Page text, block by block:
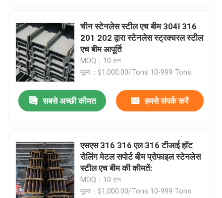
चीन स्टेनलेस स्टील एच बीम 304l 316
201 202 द्वारा स्टेनलेस स्ट्रक्चरल स्टील
एच बीम आपूर्ति
MOQ：10 टन
मूल्य：$1,000.00/Tons 10-999 Tons
सबसे अच्छी कीमत हमसे संपर्क करें
एसएस 316 316 एल 316 टीआई हॉट
रोलिंग मेटल सपोर्ट बीम प्रोफाइल स्टेनलेस
स्टील एच बीम की कीमतें:
MOQ：10 टन
मूल्य：$1,000.00/Tons 10-999 Tons